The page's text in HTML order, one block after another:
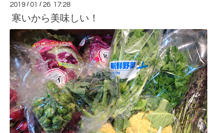
2019 /01 / 26 17:28
寒いから美味しい！